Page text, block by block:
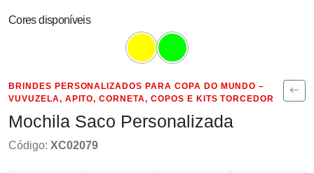
Cores disponíveis
BRINDES PERSONALIZADOS PARA COPA DO MUNDO –
VUVUZELA, APITO, CORNETA, COPOS E KITS TORCEDOR
Mochila Saco Personalizada
Código: XC02079